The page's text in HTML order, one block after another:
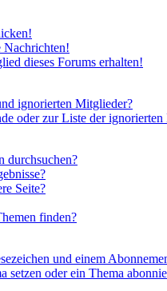
Nachrichten!
dieses Forums erhalten!
ignorierten Mitglieder?
oder zur Liste der
durchsuchen?
Seite?
finden?
und einem
setzen oder ein Thema